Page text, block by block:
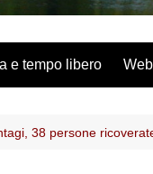
e tempo libero
38 persone